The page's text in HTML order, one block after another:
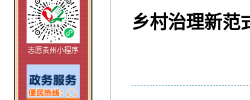
乡村治理新
志愿贵州小程序